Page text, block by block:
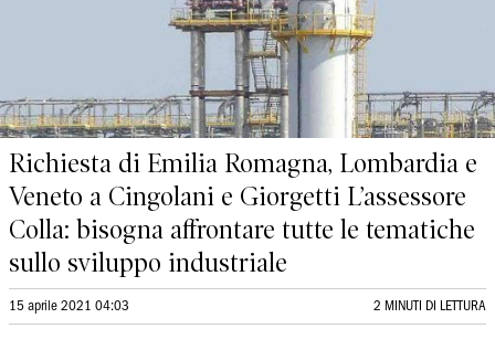
Richiesta di Emilia Romagna, Lombardia e
Veneto a Cingolani e Giorgetti L’assessore
Colla: bisogna affrontare tutte le tematiche
sullo sviluppo industriale
15 aprile 2021 04:03 2 MINUTI DI LETTURA